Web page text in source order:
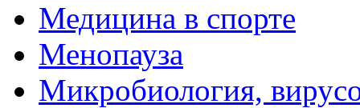
Медицина в спорте
Менопауза
Микробиология,